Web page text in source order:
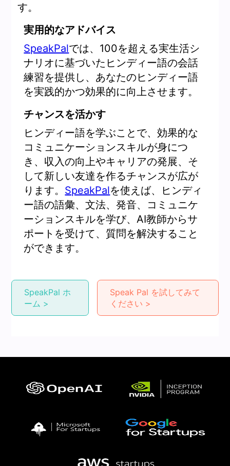
す。
実用的なアドバイス
SpeakPalでは、100を超える実生活シ
ナリオに基づいたヒンディー語の会話
練習を提供し、あなたのヒンディー語
を実践的かつ効果的に向上させます。
チャンスを活かす
ヒンディー語を学ぶことで、効果的な
コミュニケーションスキルが身につ
き、収入の向上やキャリアの発展、そ
して新しい友達を作るチャンスが広が
ります。 SpeakPalを使えば、ヒンディ
ー語の語彙、文法、発音、コミュニケ
ーションスキルを学び、AI教師からサ
ポートを受けて、質問を解決すること
ができます。
SpeakPal ホ
ーム >
Speak Pal を試してみて
ください >